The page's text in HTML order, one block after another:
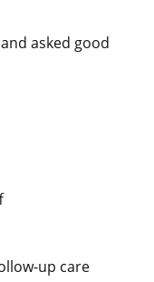
asked good
up care